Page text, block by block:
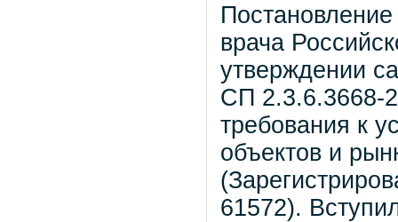
Постановление
врача
утверждении
СП 2.3.6.3668-
требования к
объектов и
61572).